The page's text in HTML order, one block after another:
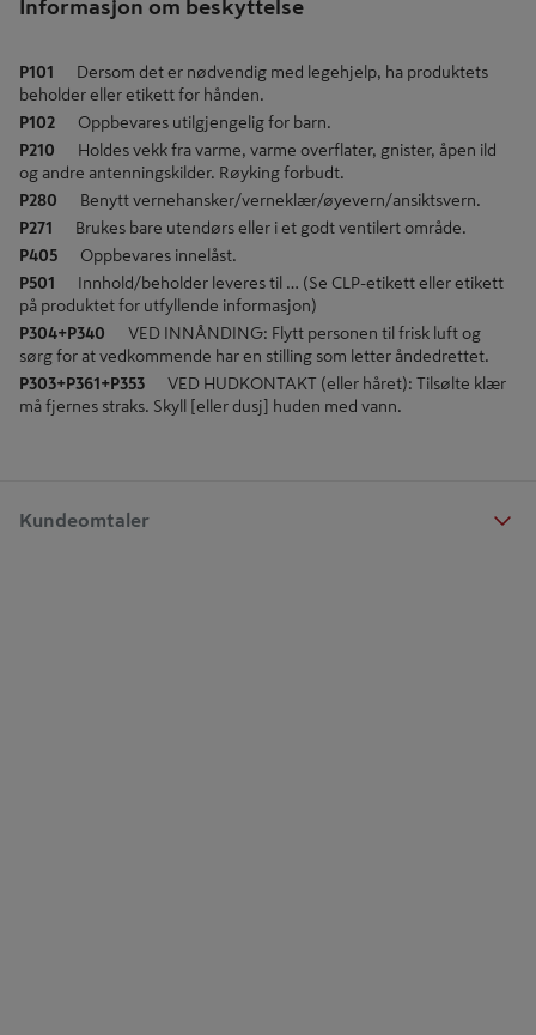
Informasjon om beskyttelse
P101
Dersom det er nødvendig med legehjelp, ha produktets
beholder eller etikett for hånden.
P102
Oppbevares utilgjengelig for barn.
P210
Holdes vekk fra varme, varme overflater, gnister, åpen ild
og andre antenningskilder. Røyking forbudt.
P280
Benytt vernehansker/verneklær/øyevern/ansiktsvern.
P271
Brukes bare utendørs eller i et godt ventilert område.
P405
Oppbevares innelåst.
P501
Innhold/beholder leveres til … (Se CLP-etikett eller etikett
på produktet for utfyllende informasjon)
P304+P340
VED INNÅNDING: Flytt personen til frisk luft og
sørg for at vedkommende har en stilling som letter åndedrettet.
P303+P361+P353
VED HUDKONTAKT (eller håret): Tilsølte klær
må fjernes straks. Skyll [eller dusj] huden med vann.
Kundeomtaler